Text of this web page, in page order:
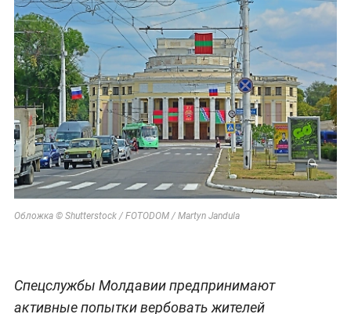
Обложка © Shutterstock / FOTODOM / Martyn Jandula
Спецслужбы Молдавии предпринимают
активные попытки вербовать жителей